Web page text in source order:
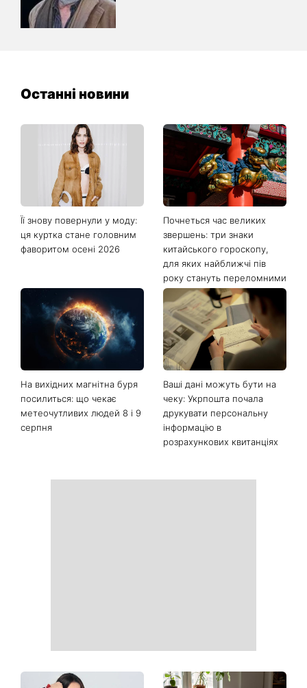
Останні новини
Її знову повернули у моду:
ця куртка стане головним
фаворитом осені 2026
Почнеться час великих
звершень: три знаки
китайського гороскопу,
для яких найближчі пів
року стануть переломними
На вихідних магнітна буря
посилиться: що чекає
метеочутливих людей 8 і 9
серпня
Ваші дані можуть бути на
чеку: Укрпошта почала
друкувати персональну
інформацію в
розрахункових квитанціях